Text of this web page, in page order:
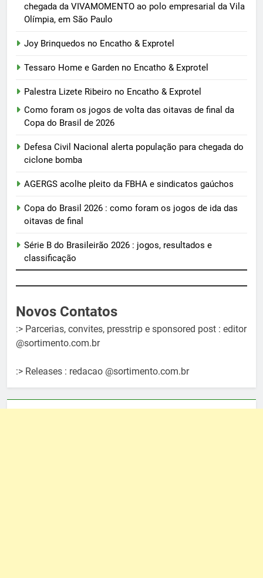
chegada da VIVAMOMENTO ao polo empresarial da Vila
Olímpia, em São Paulo
Joy Brinquedos no Encatho & Exprotel
Tessaro Home e Garden no Encatho & Exprotel
Palestra Lizete Ribeiro no Encatho & Exprotel
Como foram os jogos de volta das oitavas de final da
Copa do Brasil de 2026
Defesa Civil Nacional alerta população para chegada do
ciclone bomba
AGERGS acolhe pleito da FBHA e sindicatos gaúchos
Copa do Brasil 2026 : como foram os jogos de ida das
oitavas de final
Série B do Brasileirão 2026 : jogos, resultados e
classificação
Novos Contatos
:> Parcerias, convites, presstrip e sponsored post : editor
@sortimento.com.br
:> Releases : redacao @sortimento.com.br